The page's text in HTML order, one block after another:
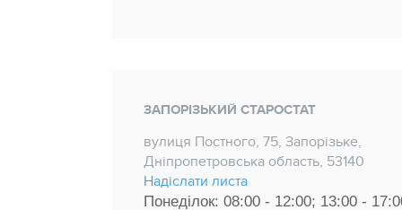
ЗАПОРІЗЬКИЙ СТАРОСТАТ
вулиця Постного, 75, Запорізьке,
Дніпропетровська область, 53140
Надіслати листа
Понеділок: 08:00 - 12:00; 13:00 -